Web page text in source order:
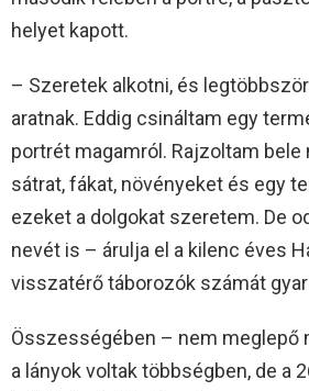
helyet kapott.
– Szeretek alkotni, és
aratnak. Eddig csináltam egy
portrét magamról. Rajzoltam bele
sátrat, fákat, növényeket és egy
ezeket a dolgokat szeretem. De
nevét is – árulja el a kilenc éves
visszatérő táborozók számát
Összességében – nem meglepő
a lányok voltak többségben, de a